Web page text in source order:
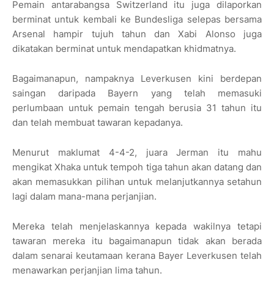
Pemain antarabangsa Switzerland itu juga dilaporkan
berminat untuk kembali ke Bundesliga selepas bersama
Arsenal hampir tujuh tahun dan Xabi Alonso juga
dikatakan berminat untuk mendapatkan khidmatnya.
Bagaimanapun, nampaknya Leverkusen kini berdepan
saingan daripada Bayern yang telah memasuki
perlumbaan untuk pemain tengah berusia 31 tahun itu
dan telah membuat tawaran kepadanya.
Menurut maklumat 4-4-2, juara Jerman itu mahu
mengikat Xhaka untuk tempoh tiga tahun akan datang dan
akan memasukkan pilihan untuk melanjutkannya setahun
lagi dalam mana-mana perjanjian.
Mereka telah menjelaskannya kepada wakilnya tetapi
tawaran mereka itu bagaimanapun tidak akan berada
dalam senarai keutamaan kerana Bayer Leverkusen telah
menawarkan perjanjian lima tahun.